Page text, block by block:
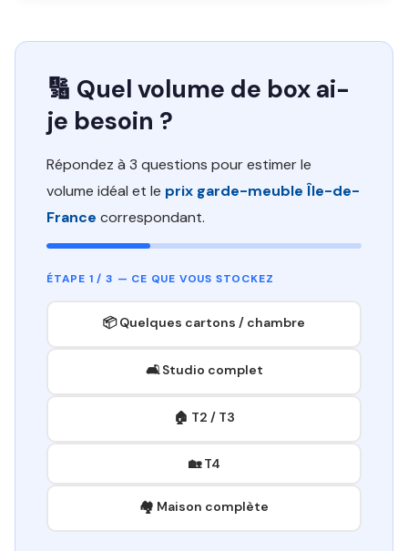
🔢 Quel volume de box ai-
je besoin ?
Répondez à 3 questions pour estimer le
volume idéal et le prix garde-meuble Île-de-
France correspondant.
ÉTAPE 1 / 3 — CE QUE VOUS STOCKEZ
📦 Quelques cartons / chambre
🛋️ Studio complet
🏠 T2 / T3
🏡 T4
🏘️ Maison complète